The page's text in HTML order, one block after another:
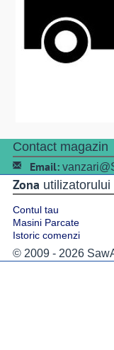
Contact magazin
Email:
Zona utilizatorului
Contul tau
Masini Parcate
Istoric comenzi
© 2009 - 2026